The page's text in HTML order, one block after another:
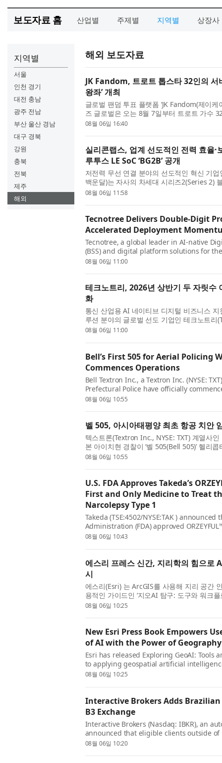
보도자료 홈 산업별 주제별 지역별 상장사
지역별
서울
인천 경기
대전 충남
광주 전남
부산 울산 경남
대구 경북
강원
충북
전북
제주
해외
해외 보도자료
JK Fandom, 트로트 톱스타 32인의 서
왕좌’ 개최
글로벌 팬덤 투표 플랫폼 ‘JK Fandom(제이
즈 글로벌은 오는 8월 7일부터 트로트 가수
전쟁 - 최후의 왕좌(TROT WAR : THE LAST
08월 06일 16:40
실리콘랩스, 업계 선도적인 전력 효율·
루투스 LE SoC ‘BG2B’ 공개
저전력 무선 연결 분야의 선도적인 혁신 기
백운달)는 자사의 차세대 시리즈2(Series 2)
Energy) 무선 SoC인 ‘BG2B’를 발표했다.
08월 06일 11:58
Tecnotree Delivers Double-Digit
Accelerated Deployment
Tecnotree, a global leader in AI-native
(BSS) and digital platform solutions for
today announced its financial results for
08월 06일 11:00
테크노트리, 2026년 상반기 두 자릿수
화
통신 산업용 AI 네이티브 디지털 비즈니스
루션 분야의 글로벌 선도 기업인 테크노트리
가 2026년 상반기 재무 실적을 발표했다. 테
08월 06일 11:00
Bell’s First 505 for Aerial Policing
Commences Operations
Bell Textron Inc., a Textron Inc. (NYSE:
Prefectural Police have officially
utilizing the Bell 505, marking a
08월 06일 10:55
벨 505, 아시아태평양 최초 항공 치안
텍스트론(Textron Inc., NYSE: TXT) 계열사
본 아이치현 경찰이 ‘벨 505(Bell 505)’ 헬리
적으로 시작했다고 발표했다. 이는 아시아태
08월 06일 10:55
U.S. FDA Approves Takeda’s
First and Only Medicine to Treat
Narcolepsy Type 1
Takeda (TSE:4502/NYSE:TAK )
Administration (FDA) approved
receptor 2 (OX2R) agonist, for the
08월 06일 10:43
에스리 프레스 신간, 지리학의 힘으로
시
에스리(Esri) 는 ArcGIS를 사용해 지리 공간
용적인 가이드인 ‘지오AI 탐구: 도구와 워크
Workflows) ’를 출간했다. GIS 전문가, 분석
08월 06일 10:25
New Esri Press Book Empowers
of AI with the Power of Geography
Esri has released Exploring GeoAI: Tools
to applying geospatial artificial
for GIS professionals, analysts, and data
08월 06일 10:25
Interactive Brokers Adds
B3 Exchange
Interactive Brokers (Nasdaq: IBKR), an
announced that eligible clients outside
futures in addition to equities through
08월 06일 10:20